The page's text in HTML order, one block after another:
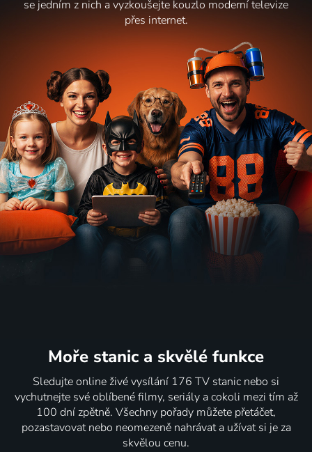
se jedním z nich a vyzkoušejte kouzlo moderní televize
přes internet.
Moře stanic a skvělé funkce
Sledujte online živé vysílání 176 TV stanic nebo si
vychutnejte své oblíbené filmy, seriály a cokoli mezi tím až
100 dní zpětně. Všechny pořady můžete přetáčet,
pozastavovat nebo neomezeně nahrávat a užívat si je za
skvělou cenu.